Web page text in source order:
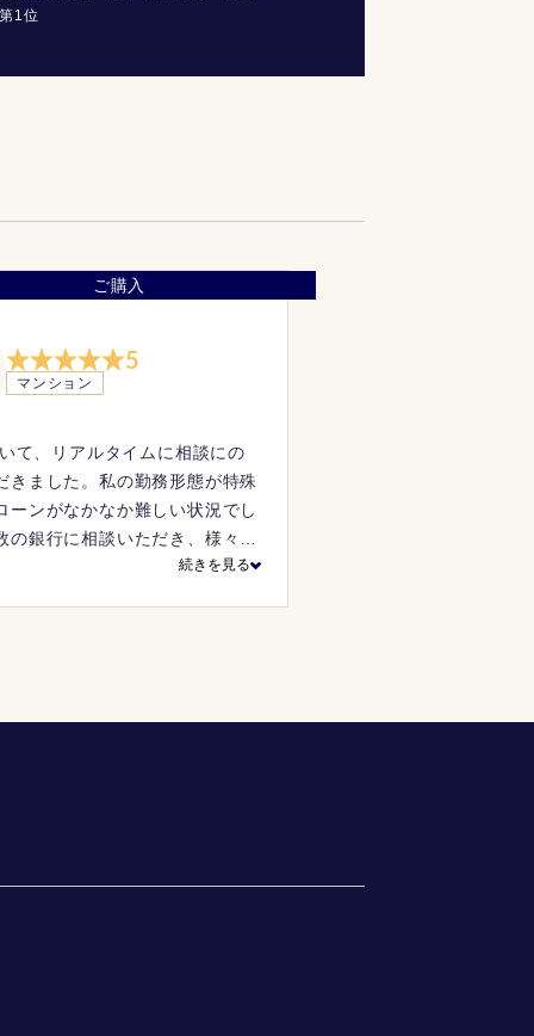
1位
ご購入
5
マンション
て、リアルタイムに相談にの
きました。私の勤務形態が特殊
ーンがなかなか難しい状況でし
の銀行に相談いただき、様々ご
続きを見る